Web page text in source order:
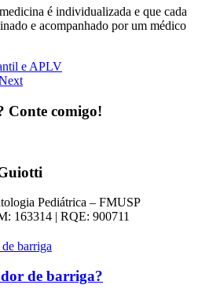
é individualizada e que cada
e acompanhado por um médico
e APLV
Conte comigo!
Pediátrica – FMUSP
163314 | RQE: 900711
de barriga?